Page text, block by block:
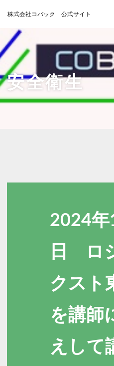
安全衛生
2024
日 ロ
クスト
を講師
えして